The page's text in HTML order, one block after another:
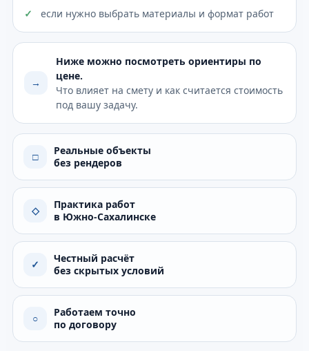
если нужно выбрать материалы и формат работ
→
Ниже можно посмотреть ориентиры по
цене.
Что влияет на смету и как считается стоимость
под вашу задачу.
□
Реальные объекты
без рендеров
◇
Практика работ
в Южно-Сахалинске
✓
Честный расчёт
без скрытых условий
○
Работаем точно
по договору